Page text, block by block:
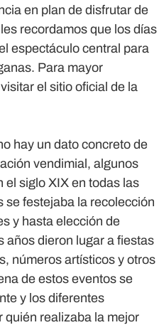
en plan de disfrutar de
recordamos que los días
espectáculo central para
Para mayor
el sitio oficial de la
hay un dato concreto de
vendimial, algunos
el siglo XIX en todas las
se festejaba la recolección
y hasta elección de
años dieron lugar a fiestas
números artísticos y otros
de estos eventos se
y los diferentes
realizaba la mejor